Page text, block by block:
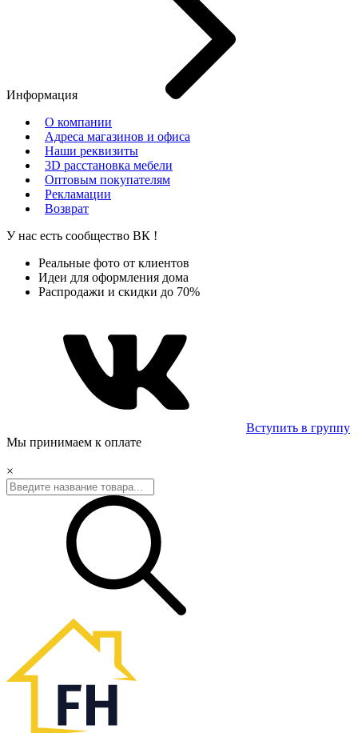
Информация
О компании
Адреса магазинов и офиса
Наши реквизиты
3D расстановка мебели
Оптовым покупателям
Рекламации
Возврат
У нас есть сообщество ВК !
Реальные фото от клиентов
Идеи для оформления дома
Распродажи и скидки до 70%
Вступить в группу
Мы принимаем к оплате
×